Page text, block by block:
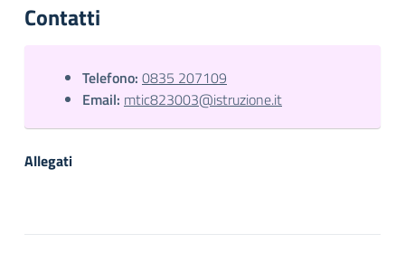
Contatti
Telefono: 0835 207109
Email: mtic823003@istruzione.it
Allegati